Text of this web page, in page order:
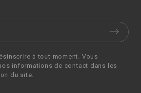
à tout moment. Vous
informations de contact dans les
du site.